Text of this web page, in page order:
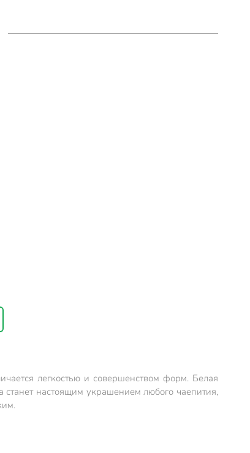
легкостью и совершенством форм. Белая
настоящим украшением любого чаепития,